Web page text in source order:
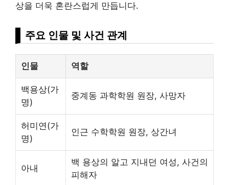
상을 더욱 혼란스럽게 만듭니다.
주요 인물 및 사건 관계
인물 역할
백용상(가
명)
중계동 과학학원 원장, 사망자
허미연(가
명)
인근 수학학원 원장, 상간녀
아내
백 용상의 알고 지내던 여성, 사건의
피해자